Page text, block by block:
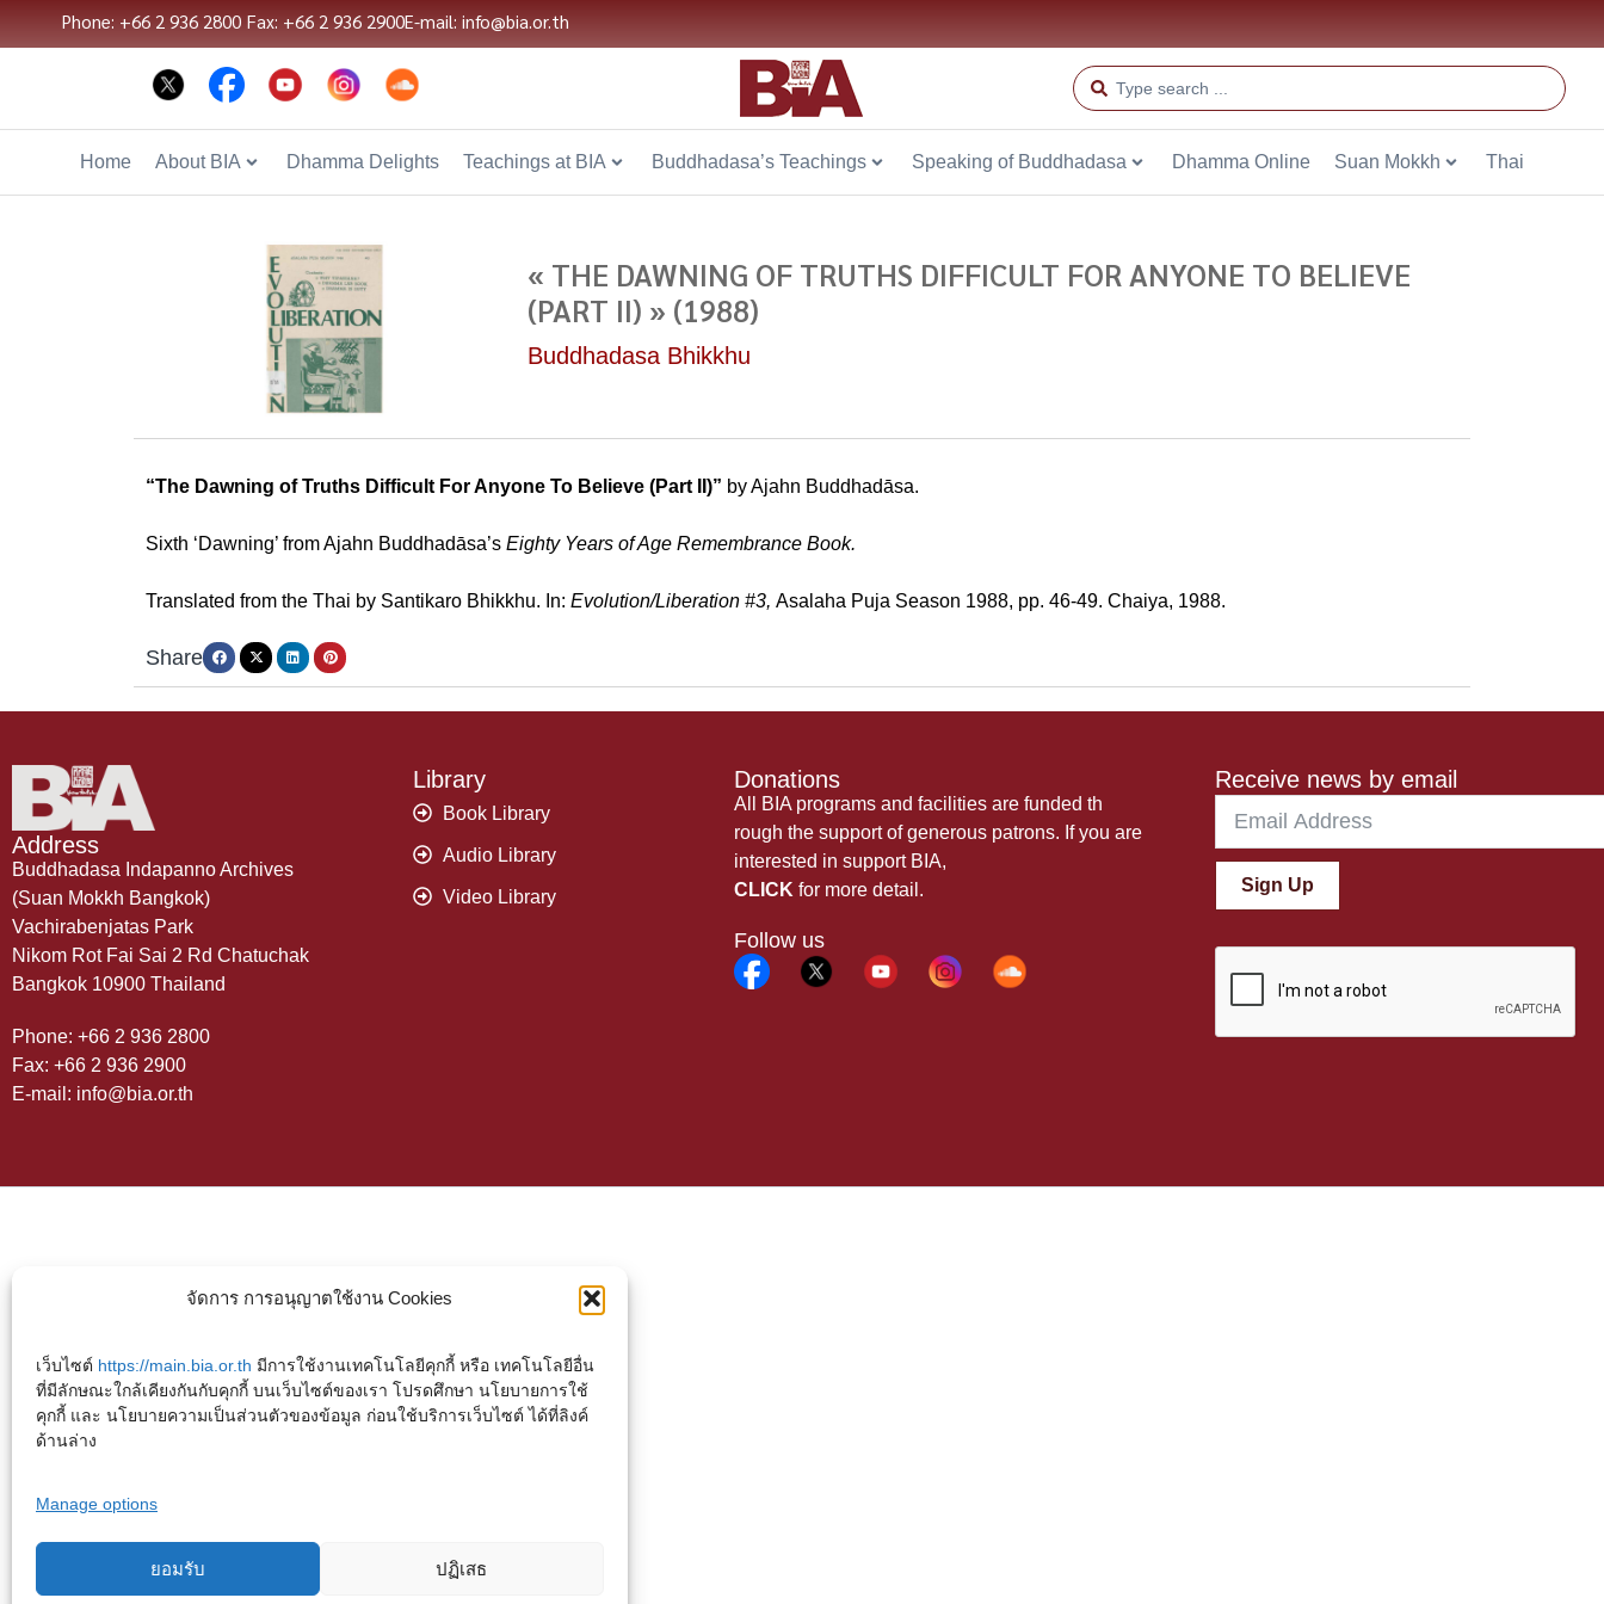
จัดการ การอนุญาตใช้งาน Cookies
เว็บไซต์ https://main.bia.or.th มีการใช้งานเทคโนโลยีคุกกี้ หรือ เทคโนโลยีอื่น
ที่มีลักษณะใกล้เคียงกันกับคุกกี้ บนเว็บไซต์ของเรา โปรดศึกษา นโยบายการใช้
คุกกี้ และ นโยบายความเป็นส่วนตัวของข้อมูล ก่อนใช้บริการเว็บไซต์ ได้ที่ลิงค์
ด้านล่าง
Manage options
ยอมรับ ปฏิเสธ
Phone: +66 2 936 2800 Fax: +66 2 936 2900E-mail: info@bia.or.th
Home About BIA Dhamma Delights Teachings at BIA Buddhadasa’s Teachings Speaking of Buddhadasa Dhamma Online Suan Mokkh Thai
« THE DAWNING OF TRUTHS DIFFICULT FOR ANYONE TO BELIEVE
(PART II) » (1988)
Buddhadasa Bhikkhu
“The Dawning of Truths Difficult For Anyone To Believe (Part II)” by Ajahn Buddhadāsa.
Sixth ‘Dawning’ from Ajahn Buddhadāsa’s Eighty Years of Age Remembrance Book.
Translated from the Thai by Santikaro Bhikkhu. In: Evolution/Liberation #3, Asalaha Puja Season 1988, pp. 46-49. Chaiya, 1988.
Share
Address
Buddhadasa Indapanno Archives
(Suan Mokkh Bangkok)
Vachirabenjatas Park
Nikom Rot Fai Sai 2 Rd Chatuchak
Bangkok 10900 Thailand
Phone: +66 2 936 2800
Fax: +66 2 936 2900
E-mail: info@bia.or.th
Library
Book Library
Audio Library
Video Library
Donations
All BIA programs and facilities are funded th
rough the support of generous patrons. If you are
interested in support BIA,
CLICK for more detail.
Follow us
Receive news by email
Sign Up